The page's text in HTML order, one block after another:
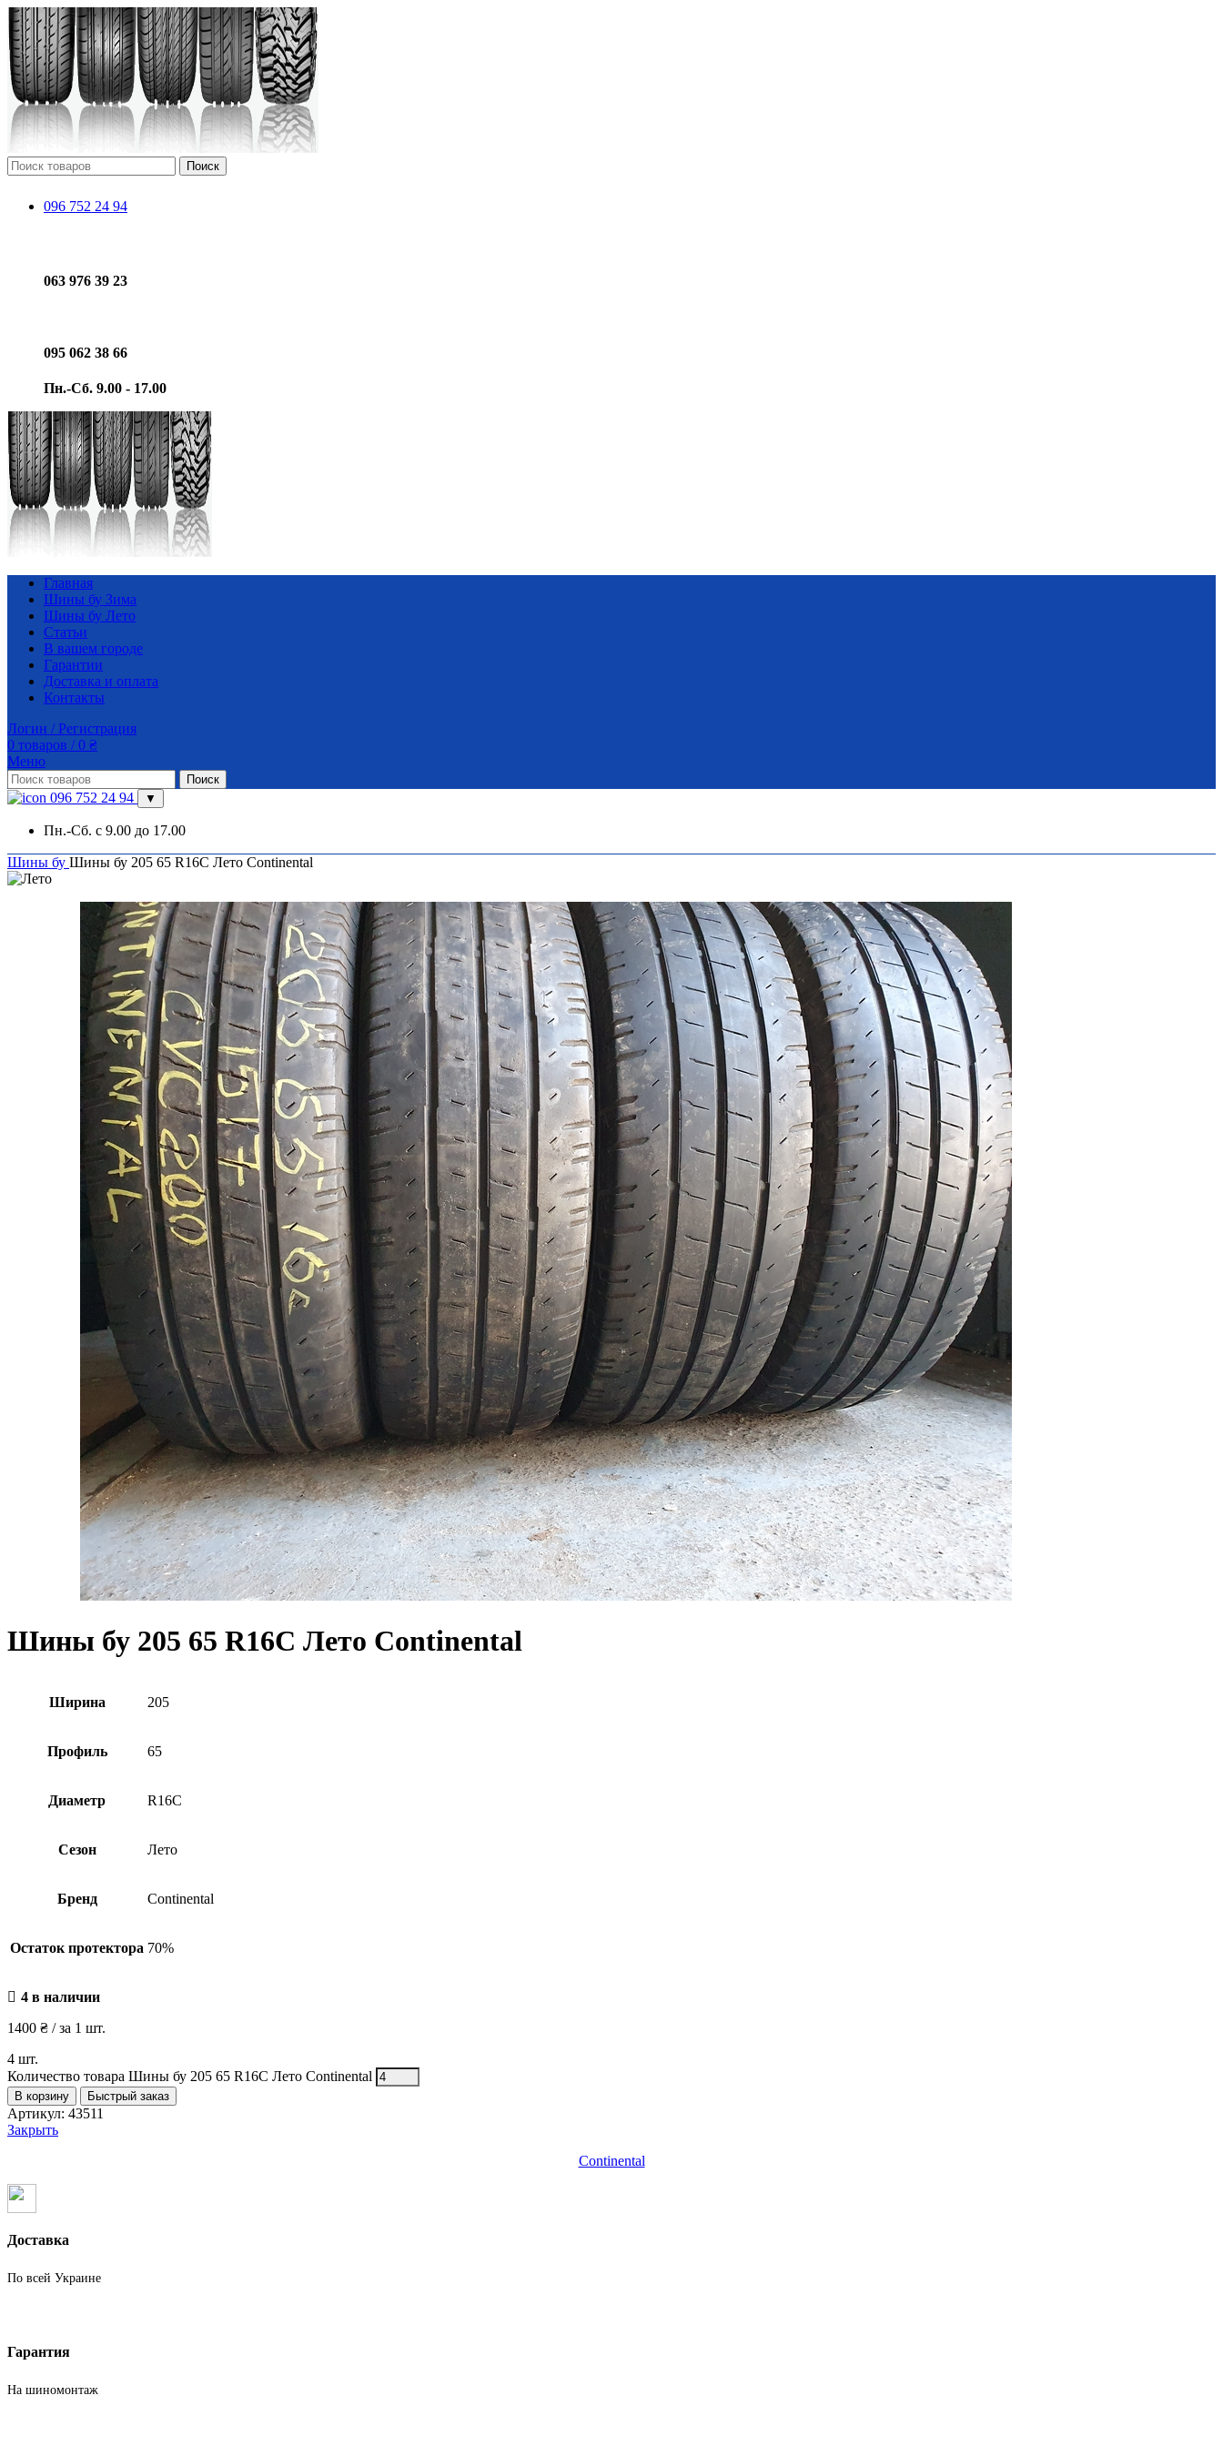
Поиск
096 752 24 94
063 976 39 23
095 062 38 66
Пн.-Сб. 9.00 - 17.00
Главная
Шины бу Зима
Шины бу Лето
Статьи
В вашем городе
Гарантии
Доставка и оплата
Контакты
Логин / Регистрация
0 товаров / 0 ₴
Меню
Поиск
096 752 24 94 ▼
Пн.-Сб. с 9.00 до 17.00
Шины бу Шины бу 205 65 R16C Лето Continental
Шины бу 205 65 R16C Лето Continental
Ширина 205
Профиль 65
Диаметр R16C
Сезон Лето
Бренд Continental
Остаток протектора 70%
4 в наличии
1400 ₴ / за 1 шт.
4 шт.
Количество товара Шины бу 205 65 R16C Лето Continental
В корзину Быстрый заказ
Артикул: 43511
Закрыть
Continental
Доставка
По всей Украине
Гарантия
На шиномонтаж